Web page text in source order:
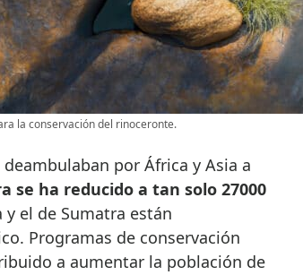
la conservación del rinoceronte.
por África y Asia a
se ha reducido a tan solo 27000
y el de Sumatra están
Programas de conservación
a aumentar la población de